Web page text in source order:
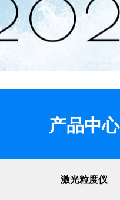
产品中心
激光粒度仪